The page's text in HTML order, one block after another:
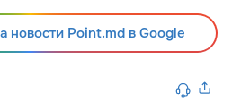
новости Point.md в Google